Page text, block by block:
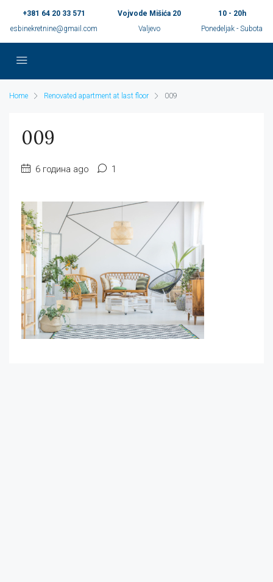
+381 64 20 33 571
esbinekretnine@gmail.com
Vojvode Mišića 20
Valjevo
10 - 20h
Ponedeljak - Subota
Home Renovated apartment at last floor 009
009
6 година ago 1